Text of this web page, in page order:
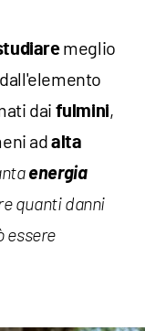
meglio
dai fulmini,
adalta
energia
quanti danni
essere